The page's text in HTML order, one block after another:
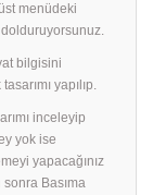
menüdeki
bilgisini
yapılıp.
inceleyip
yok ise
yapacağınız
Basıma